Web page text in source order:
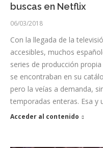
buscas en Netflix
06/03/2018
Con la llegada de la
accesibles, muchos
series de producción
se encontraban en su
pero la veías a demanda,
temporadas enteras. Esa y
Acceder al contenido